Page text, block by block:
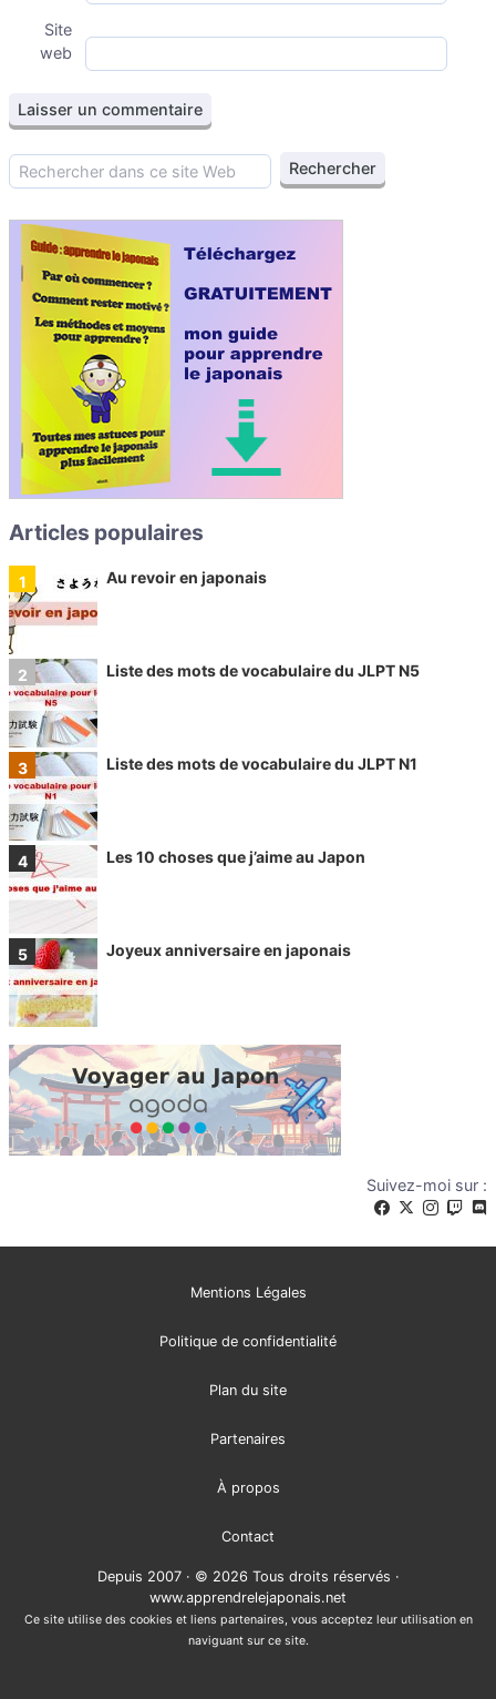
Site
web
Articles populaires
Au revoir en japonais
Liste des mots de vocabulaire du JLPT N5
Liste des mots de vocabulaire du JLPT N1
Les 10 choses que j’aime au Japon
Joyeux anniversaire en japonais
Suivez-moi sur :
Mentions Légales
Politique de confidentialité
Plan du site
Partenaires
À propos
Contact
Depuis 2007 · © 2026 Tous droits réservés ·
www.apprendrelejaponais.net
Ce site utilise des cookies et liens partenaires, vous acceptez leur utilisation en
naviguant sur ce site.